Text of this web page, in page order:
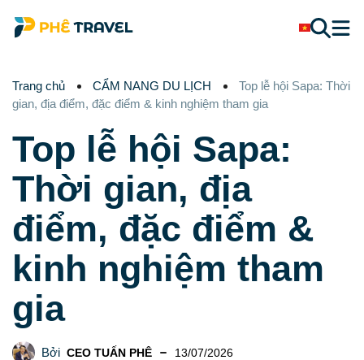
Trang chủ CẨM NANG DU LỊCH
Top lễ hội Sapa: Thời
gian, địa điểm, đặc điểm & kinh nghiệm tham gia
Top lễ hội Sapa:
Thời gian, địa
điểm, đặc điểm &
kinh nghiệm tham
gia
Bởi CEO TUẤN PHÊ 13/07/2026